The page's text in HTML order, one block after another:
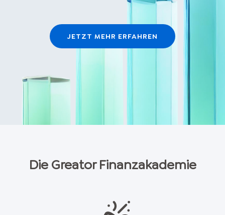
JETZT MEHR ERFAHREN
Die Greator Finanzakademie